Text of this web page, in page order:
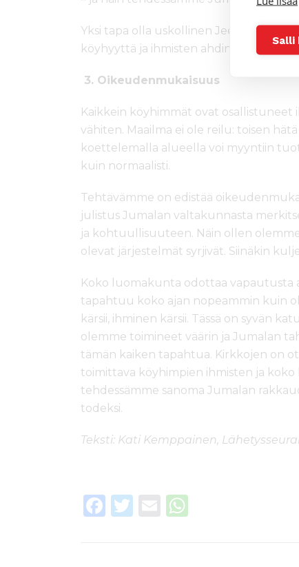
Salli
Yksi tapa olla uskollinen Jeesukselle on
köyhyyttä ja ihmisten ahdinkoa.
3. Oikeudenmukaisuus
Kaikkein köyhimmät ovat
vähiten. Maailma ei ole reilu: toisen
koettelemalla alueella voi myyntiin
kuin normaalisti.
Tehtävämme on edistää
julistus Jumalan valtakunnasta
ja kohtuullisuuteen. Näin ollen
olevat järjestelmät syrjivät. Siinäkin
Koko luomakunta odottaa vapautusta
tapahtuu koko ajan nopeammin kuin
kärsii, ihminen kärsii. Tässä on syvän
olemme toimineet väärin ja Jumalan
tämän kaiken tapahtua. Kirkkojen on
toimittava köyhimpien ihmisten ja
tehdessämme sanoma Jumalan
todeksi.
Teksti: Kati Kemppainen,
F
T
E